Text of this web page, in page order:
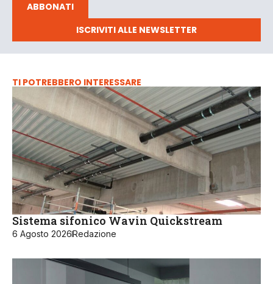
ABBONATI
ISCRIVITI ALLE NEWSLETTER
TI POTREBBERO INTERESSARE
Sistema sifonico Wavin Quickstream
6 Agosto 2026Redazione